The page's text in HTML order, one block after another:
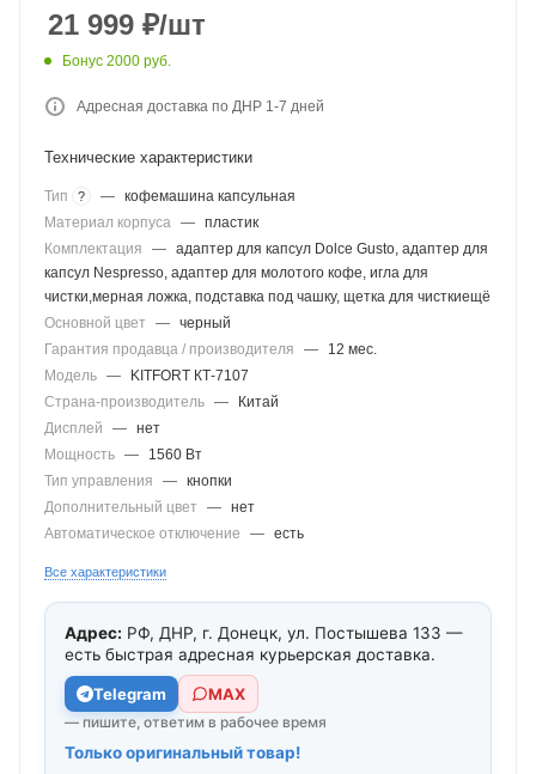
21 999 ₽/шт
Бонус 2000 руб.
Адресная доставка по ДНР 1-7 дней
Технические характеристики
Тип ? — кофемашина капсульная
Материал корпуса — пластик
Комплектация
— адаптер для капсул Dolce Gusto, адаптер для
капсул Nespresso, адаптер для молотого кофе, игла для
чистки,мерная ложка, подставка под чашку, щетка для чисткиещё
Основной цвет
— черный
Гарантия продавца / производителя
—
12 мес.
Модель —
KITFORT КТ-7107
Страна-производитель —
Китай
Дисплей
— нет
Мощность —
1560 Вт
Тип управления
— кнопки
Дополнительный цвет
— нет
Автоматическое отключение
— есть
Все характеристики
Адрес: РФ, ДНР, г. Донецк, ул. Постышева 133 —
есть быстрая адресная курьерская доставка.
Telegram МАХ
— пишите, ответим в рабочее время
Только оригинальный товар!